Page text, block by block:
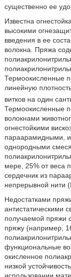
существенно ее
Известна
высокими
введения в ее
волокна. Пряжа
Термоокисленные
линейную
витков на один
Термоокисленные
волокнами
огнестойкими
параарамидными,
однородными
мере, 25% от веса
сердечник из
непрерывной нити
Недостатками
антистатическими
получаемой пряжи
пряжу (например,
функциональные
окисленное
низкой
использовании